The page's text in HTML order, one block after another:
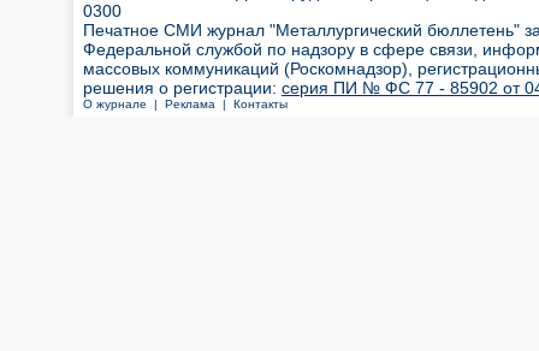
0300
Печатное СМИ журнал "Металлургический бюллетень"
Федеральной службой по надзору в сфере связи,
массовых коммуникаций (Роскомнадзор),
решения о регистрации: серия ПИ № ФС 77 - 85902 от 04
О журнале | Реклама | Контакты